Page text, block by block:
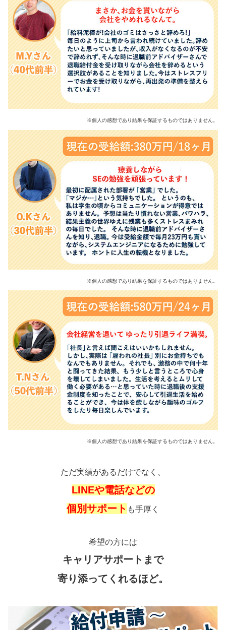
※個人の感想であり結果を保証するものではありません。
※個人の感想であり結果を保証するものではありません。
※個人の感想であり結果を保証するものではありません。
ただ実績があるだけでなく、
LINEや電話などの
個別サポート も手厚く
希望の方には
キャリアサポートまで
寄り添ってくれるほど。